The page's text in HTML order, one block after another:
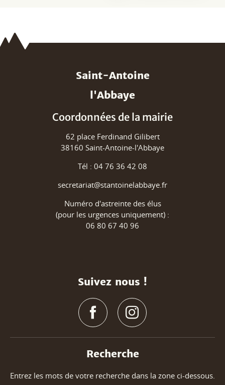
Saint-Antoine
l'Abbaye
Coordonnées de la mairie
62 place Ferdinand Gilibert
38160 Saint-Antoine-l'Abbaye
Tél : 04 76 36 42 08
secretariat@stantoinelabbaye.fr
Numéro d'astreinte des élus
(pour les urgences uniquement) :
06 80 67 40 96
Suivez nous !
Recherche
Entrez les mots de votre recherche dans la zone ci-dessous.